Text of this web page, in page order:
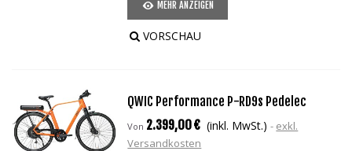
MEHR ANZEIGEN
VORSCHAU
QWIC Performance P-RD9s Pedelec
Von 2.399,00 € (inkl. MwSt.)
exkl.
Versandkosten